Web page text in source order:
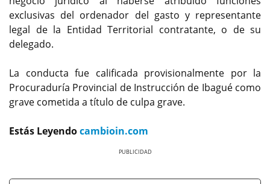
exclusivas del ordenador del gasto y representante
legal de la Entidad Territorial contratante, o de su
delegado.
La conducta fue calificada provisionalmente por la
Procuraduría Provincial de Instrucción de Ibagué como
grave cometida a título de culpa grave.
Estás Leyendocambioin.com